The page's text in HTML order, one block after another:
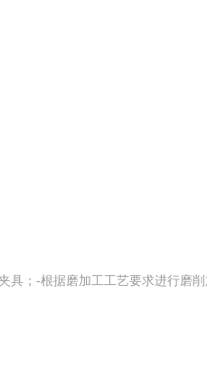
具；-根据磨加工工艺要求进行磨